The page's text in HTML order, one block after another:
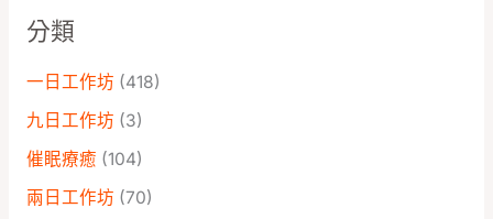
分類
一日工作坊 (418)
九日工作坊 (3)
催眠療癒 (104)
兩日工作坊 (70)